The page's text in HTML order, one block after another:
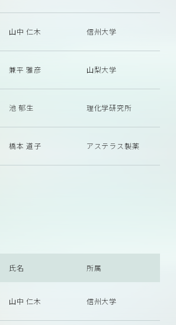
山中 仁木 信州大学
兼平 雅彦 山梨大学
池 郁生 理化学研究所
橋本 道子 アステラス製薬
氏名 所属
山中 仁木 信州大学